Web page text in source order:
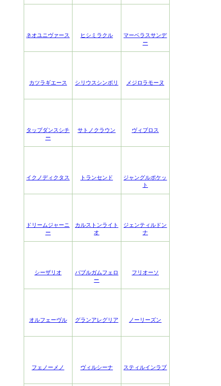
ネオユニヴァース ヒシミラクル
マーベラスサンデ
ー
カツラギエース シリウスシンボリ メジロラモーヌ
タップダンスシチ
ー
サトノクラウン ヴィブロス
イクノディクタス トランセンド
ジャングルポケッ
ト
ドリームジャーニ
ー
カルストンライト
オ
ジェンティルドン
ナ
シーザリオ
バブルガムフェロ
ー
フリオーソ
オルフェーヴル グランアレグリア ノーリーズン
フェノーメノ ヴィルシーナ スティルインラブ